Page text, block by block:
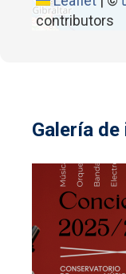
contributors
Galería de